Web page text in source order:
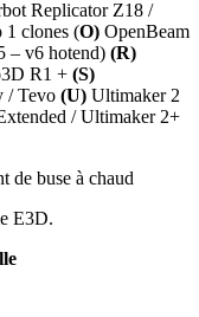
Replicator Z18 /
1 clones (O) OpenBeam
– v6 hotend) (R)
R1 + (S)
/ Tevo (U) Ultimaker 2
/ Ultimaker 2+
de buse à chaud
E3D.